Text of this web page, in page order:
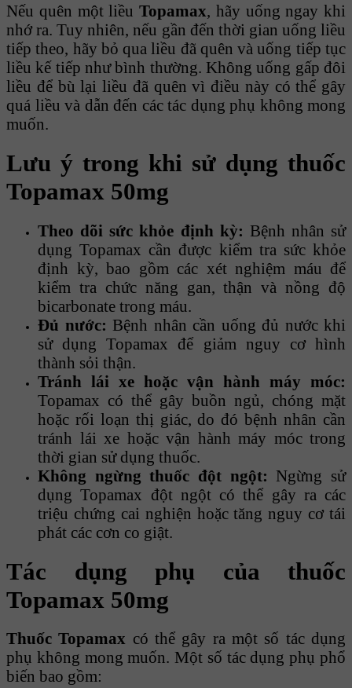
Nếu quên một liều Topamax, hãy uống ngay khi
nhớ ra. Tuy nhiên, nếu gần đến thời gian uống liều
tiếp theo, hãy bỏ qua liều đã quên và uống tiếp tục
liều kế tiếp như bình thường. Không uống gấp đôi
liều để bù lại liều đã quên vì điều này có thể gây
quá liều và dẫn đến các tác dụng phụ không mong
muốn.
Lưu ý trong khi sử dụng thuốc
Topamax 50mg
Theo dõi sức khỏe định kỳ: Bệnh nhân sử
dụng Topamax cần được kiểm tra sức khỏe
định kỳ, bao gồm các xét nghiệm máu để
kiểm tra chức năng gan, thận và nồng độ
bicarbonate trong máu.
Đủ nước: Bệnh nhân cần uống đủ nước khi
sử dụng Topamax để giảm nguy cơ hình
thành sỏi thận.
Tránh lái xe hoặc vận hành máy móc:
Topamax có thể gây buồn ngủ, chóng mặt
hoặc rối loạn thị giác, do đó bệnh nhân cần
tránh lái xe hoặc vận hành máy móc trong
thời gian sử dụng thuốc.
Không ngừng thuốc đột ngột: Ngừng sử
dụng Topamax đột ngột có thể gây ra các
triệu chứng cai nghiện hoặc tăng nguy cơ tái
phát các cơn co giật.
Tác dụng phụ của thuốc
Topamax 50mg
Thuốc Topamax có thể gây ra một số tác dụng
phụ không mong muốn. Một số tác dụng phụ phổ
biến bao gồm: